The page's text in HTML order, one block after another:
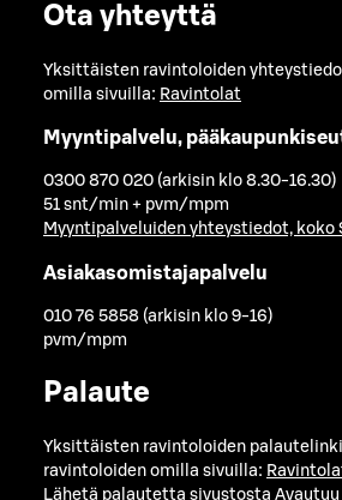
Ota yhteyttä
Yksittäisten ravintoloiden
omilla sivuilla: Ravintolat
Myyntipalvelu,
0300 870 020 (arkisin klo 8.30-16.30)
51 snt/min + pvm/mpm
Myyntipalveluiden yhteystiedot, koko
Asiakasomistajapalvelu
010 76 5858 (arkisin klo 9-16)
pvm/mpm
Palaute
Yksittäisten ravintoloiden
ravintoloiden omilla sivuilla:
Lähetä palautetta sivustosta